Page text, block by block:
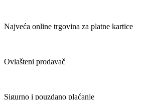
Najveća online trgovina za platne kartice
Ovlašteni prodavač
Sigurno i pouzdano plaćanje